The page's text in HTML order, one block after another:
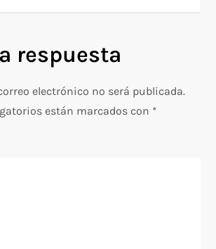
respuesta
electrónico no será publicada.
están marcados con *